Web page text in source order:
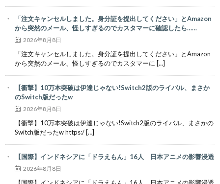
「注文キャンセルしました。身分証を提出してください」とAmazon
から突然のメール、怪しすぎるのでカスタマーに確認したら……
2026年8月8日
「注文キャンセルしました。身分証を提出してください」とAmazon
から突然のメール、怪しすぎるのでカスタマーに […]
【衝撃】10万本突破は伊達じゃない!Switch2版のライバル、まさか
のSwitch版だったw
2026年8月8日
【衝撃】10万本突破は伊達じゃない!Switch2版のライバル、まさかの
Switch版だったw https:/ […]
【国際】インドネシアに「ドラえもん」16人 日本アニメの影響浸透
2026年8月8日
【国際】インドネシアに「ドラえもん」16人 日本アニメの影響浸透